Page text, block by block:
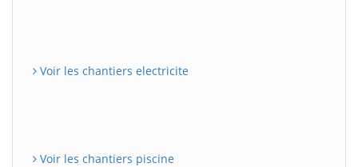
Voir les chantiers electricite
Voir les chantiers piscine